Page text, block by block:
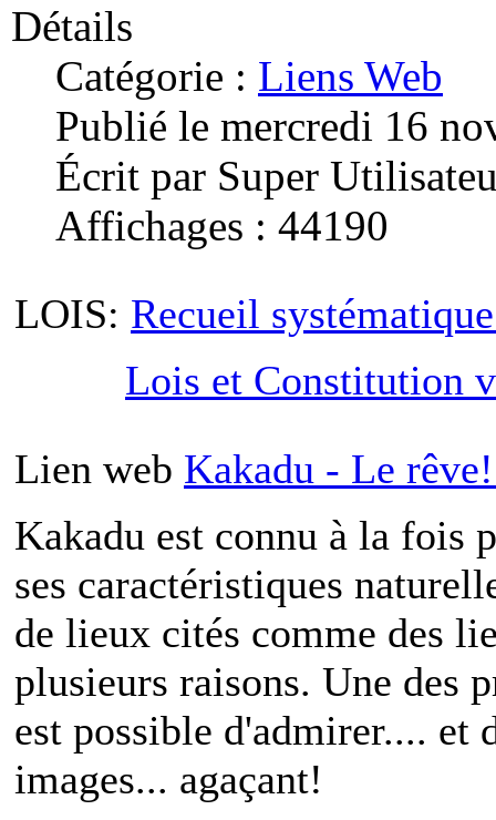
Détails
Catégorie : Liens Web
Publié le mercredi 16
Écrit par Super
Affichages : 44190
LOIS: Recueil
Lois et Constitution
Lien web Kakadu - Le
Kakadu est connu à la fois
ses caractéristiques
de lieux cités comme des
plusieurs raisons. Une des
est possible d'admirer.... et
images... agaçant!